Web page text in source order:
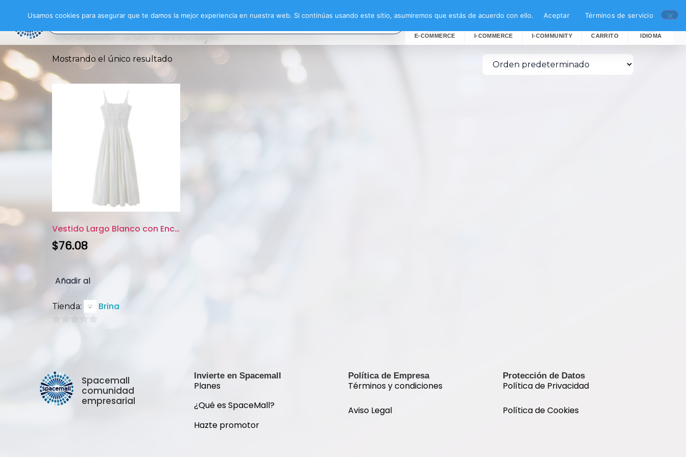
E-COMMERCE I-COMMERCE I-COMMUNITY CARRITO IDIOMA
vestido con encaje
Mostrando el único resultado
Vestido Largo Blanco con Encaj...
$76.08
Añadir al
carrito
Tienda: Brina
Spacemall
comunidad
empresarial
Invierte en Spacemall
Planes
¿Qué es SpaceMall?
Hazte promotor
Política de Empresa
Términos y condiciones
Aviso Legal
Protección de Datos
Política de Privacidad
Política de Cookies
Usamos cookies para asegurar que te damos la mejor experiencia en nuestra web. Si continúas usando este sitio, asumiremos que estás de acuerdo con ello. Aceptar Términos de servicio